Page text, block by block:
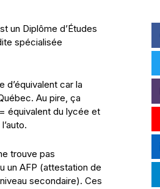
un Diplôme d’Études
spécialisée
d’équivalent car la
Au pire, ça
équivalent du lycée et
trouve pas
un AFP (attestation de
secondaire). Ces